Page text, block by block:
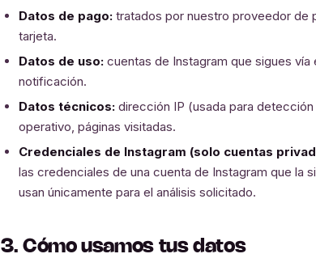
Datos de pago: tratados por nuestro proveedor de
tarjeta.
Datos de uso: cuentas de Instagram que sigues
notificación.
Datos técnicos: dirección IP (usada para
operativo, páginas visitadas.
Credenciales de Instagram (solo cuentas
las credenciales de una cuenta de Instagram que la
usan únicamente para el análisis solicitado.
3. Cómo usamos tus datos